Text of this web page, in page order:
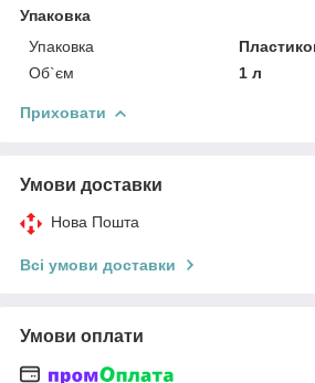
Упаковка
Упаковка
Об`єм
1 л
Приховати
Умови доставки
Нова Пошта
Всі умови доставки
Умови оплати